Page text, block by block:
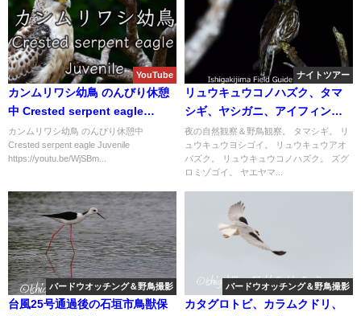
YouTube
カンムリワシ幼鳥 のんびり休憩
中 Crested serpent eagle
Juvenile
カンムリワシ幼鳥 のんびり休憩中
Crested serpent eagle Juvenile
https://youtu.be/WjSBm...
ナイトツアー
リュウキュウコノハズク、タマ
シギ、ヤシガニ、アイフィンガ
ーガエル等など夜の野鳥観察と
自然観察。
夜の自然観察＆野鳥観察。 タマシギ。 リ
ュウキュウヨシゴイ。 リュウキュウアオ
バズク。 リュウキュウコノハズク。 ズグ
ロミゾゴイ。 ヤエヤマ...
バードウオッチング＆野鳥撮影
台風25号通過後の石垣市鳥獣保
バードウオッチング＆野鳥撮影
カタグロトビ、カラムクドリ、